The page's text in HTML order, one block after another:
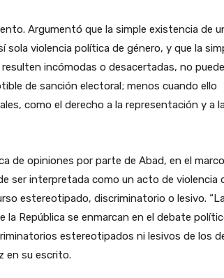
Argumentó que la simple existencia de
violencia política de género, y que la
incómodas o desacertadas, no
de sanción electoral; menos cuando ello
como el derecho a la representación y a
de opiniones por parte de Abad, en el
ser interpretada como un acto de violencia
estereotipado, discriminatorio o lesivo.
la República se enmarcan en el debate
estereotipados ni lesivos de los
en su escrito.